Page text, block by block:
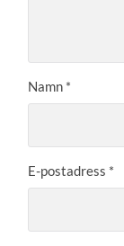
Namn *
E-postadress *